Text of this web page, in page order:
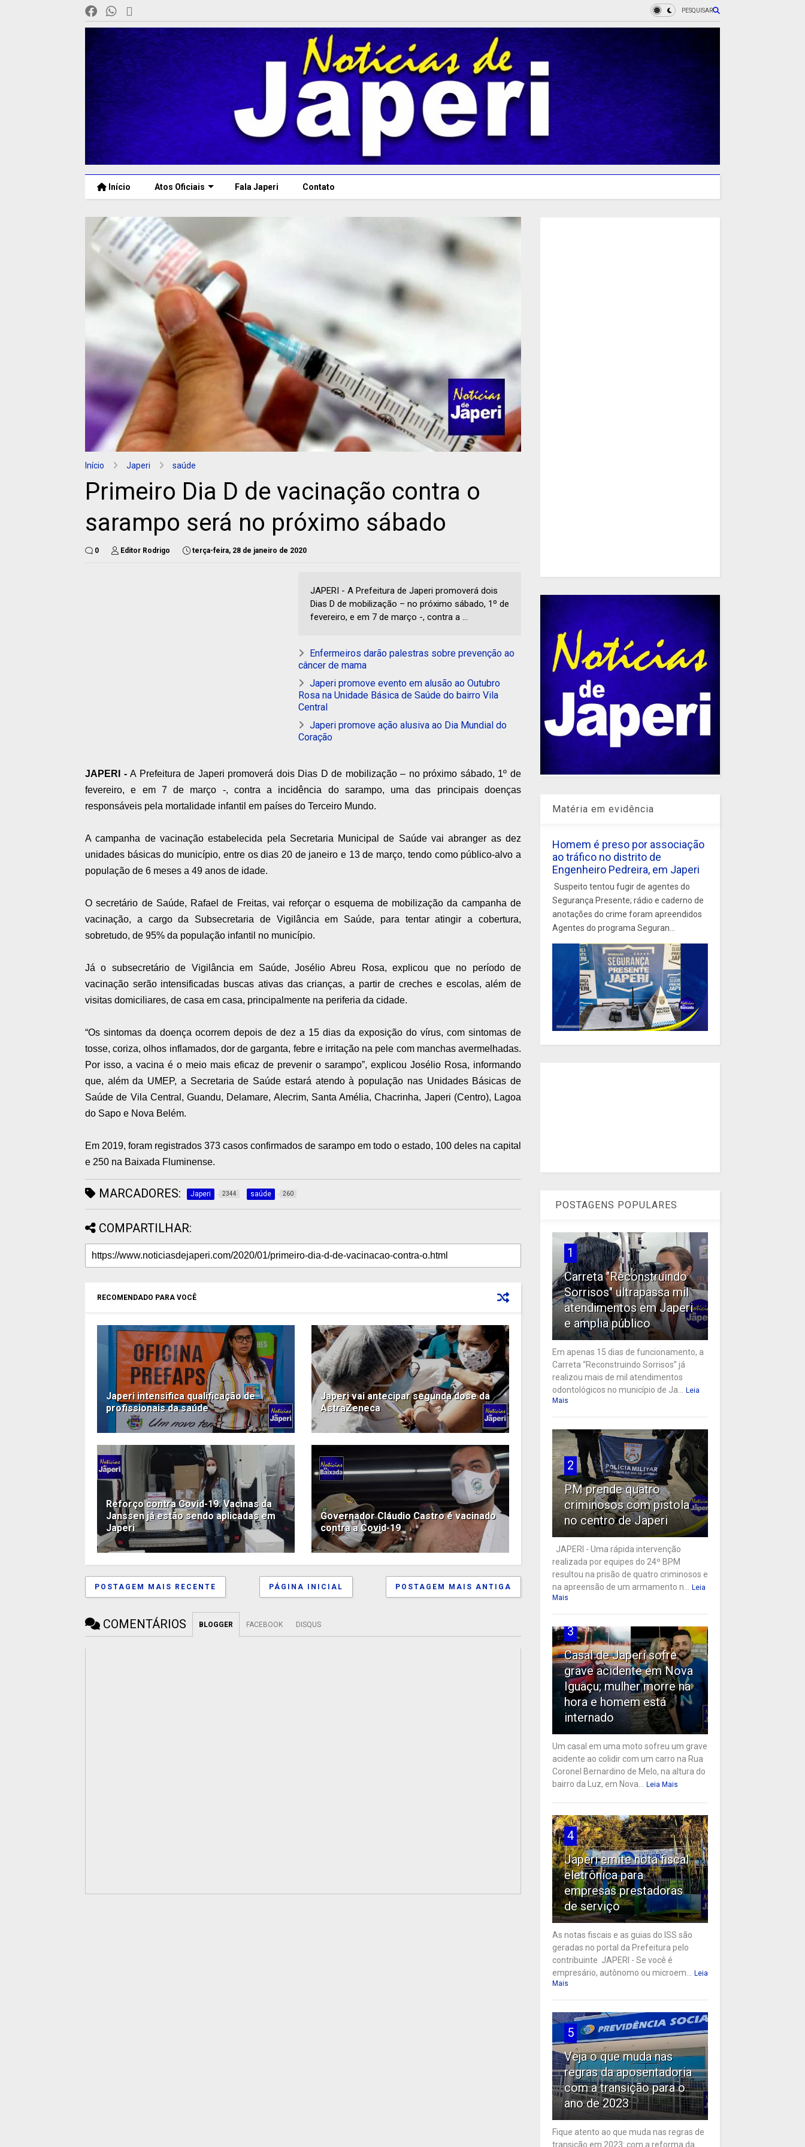
PESQUISAR
Início Atos Oficiais Fala Japeri Contato
Início Japeri saúde
Primeiro Dia D de vacinação contra o
sarampo será no próximo sábado
0 Editor Rodrigo terça-feira, 28 de janeiro de 2020
JAPERI - A Prefeitura de Japeri promoverá dois
Dias D de mobilização – no próximo sábado, 1º de
fevereiro, e em 7 de março -, contra a ...
Enfermeiros darão palestras sobre prevenção ao
câncer de mama
Japeri promove evento em alusão ao Outubro
Rosa na Unidade Básica de Saúde do bairro Vila
Central
Japeri promove ação alusiva ao Dia Mundial do
Coração
JAPERI -A Prefeitura de Japeri promoverá dois Dias D de mobilização – no próximo sábado, 1º de
fevereiro, e em 7 de março -, contra a incidência do sarampo, uma das principais doenças
responsáveis pela mortalidade infantil em países do Terceiro Mundo.
A campanha de vacinação estabelecida pela Secretaria Municipal de Saúde vai abranger as dez
unidades básicas do município, entre os dias 20 de janeiro e 13 de março, tendo como público-alvo a
população de 6 meses a 49 anos de idade.
O secretário de Saúde, Rafael de Freitas, vai reforçar o esquema de mobilização da campanha de
vacinação, a cargo da Subsecretaria de Vigilância em Saúde, para tentar atingir a cobertura,
sobretudo, de 95% da população infantil no município.
Já o subsecretário de Vigilância em Saúde, Josélio Abreu Rosa, explicou que no período de
vacinação serão intensificadas buscas ativas das crianças, a partir de creches e escolas, além de
visitas domiciliares, de casa em casa, principalmente na periferia da cidade.
“Os sintomas da doença ocorrem depois de dez a 15 dias da exposição do vírus, com sintomas de
tosse, coriza, olhos inflamados, dor de garganta, febre e irritação na pele com manchas avermelhadas.
Por isso, a vacina é o meio mais eficaz de prevenir o sarampo”, explicou Josélio Rosa, informando
que, além da UMEP, a Secretaria de Saúde estará atendo à população nas Unidades Básicas de
Saúde de Vila Central, Guandu, Delamare, Alecrim, Santa Amélia, Chacrinha, Japeri (Centro), Lagoa
do Sapo e Nova Belém.
Em 2019, foram registrados 373 casos confirmados de sarampo em todo o estado, 100 deles na capital
e 250 na Baixada Fluminense.
MARCADORES: Japeri 2344 saúde 260
COMPARTILHAR:
RECOMENDADO PARA VOCÊ
Japeri intensifica qualificação de
profissionais da saúde
Japeri vai antecipar segunda dose da
AstraZeneca
Reforço contra Covid-19: Vacinas da
Janssen já estão sendo aplicadas em
Japeri
Governador Cláudio Castro é vacinado
contra a Covid-19
POSTAGEM MAIS RECENTE POSTAGEM MAIS ANTIGA
PÁGINA INICIAL
COMENTÁRIOS BLOGGER FACEBOOK DISQUS
Matéria em evidência
Homem é preso por associação
ao tráfico no distrito de
Engenheiro Pedreira, em Japeri
Suspeito tentou fugir de agentes do
Segurança Presente; rádio e caderno de
anotações do crime foram apreendidos
Agentes do programa Seguran...
POSTAGENS POPULARES
1
Carreta "Reconstruindo
Sorrisos" ultrapassa mil
atendimentos em Japeri
e amplia público
Em apenas 15 dias de funcionamento, a
Carreta “Reconstruindo Sorrisos” já
realizou mais de mil atendimentos
odontológicos no município de Ja...
Leia
Mais
2
PM prende quatro
criminosos com pistola
no centro de Japeri
JAPERI - Uma rápida intervenção
realizada por equipes do 24º BPM
resultou na prisão de quatro criminosos e
na apreensão de um armamento n...
Leia
Mais
3
Casal de Japeri sofre
grave acidente em Nova
Iguaçu; mulher morre na
hora e homem está
internado
Um casal em uma moto sofreu um grave
acidente ao colidir com um carro na Rua
Coronel Bernardino de Melo, na altura do
bairro da Luz, em Nova...
Leia Mais
4
Japeri emite nota fiscal
eletrônica para
empresas prestadoras
de serviço
As notas fiscais e as guias do ISS são
geradas no portal da Prefeitura pelo
contribuinte JAPERI - Se você é
empresário, autônomo ou microem...
Leia
Mais
5
Veja o que muda nas
regras da aposentadoria
com a transição para o
ano de 2023
Fique atento ao que muda nas regras de
transição em 2023: com a reforma da